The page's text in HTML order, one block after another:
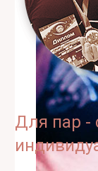
Для пар -